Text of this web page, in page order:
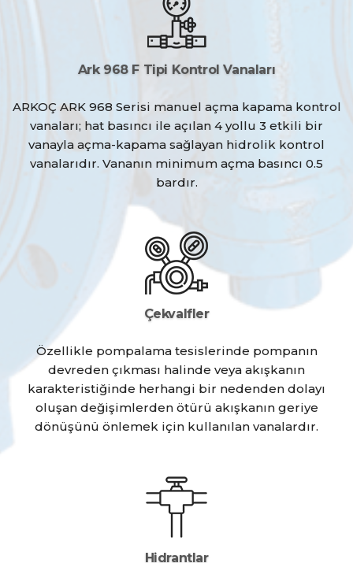
Ark 968 F Tipi Kontrol Vanaları
ARKOÇ ARK 968 Serisi manuel açma kapama kontrol
vanaları; hat basıncı ile açılan 4 yollu 3 etkili bir
vanayla açma-kapama sağlayan hidrolik kontrol
vanalarıdır. Vananın minimum açma basıncı 0.5
bardır.
Çekvalfler
Özellikle pompalama tesislerinde pompanın
devreden çıkması halinde veya akışkanın
karakteristiğinde herhangi bir nedenden dolayı
oluşan değişimlerden ötürü akışkanın geriye
dönüşünü önlemek için kullanılan vanalardır.
Hidrantlar